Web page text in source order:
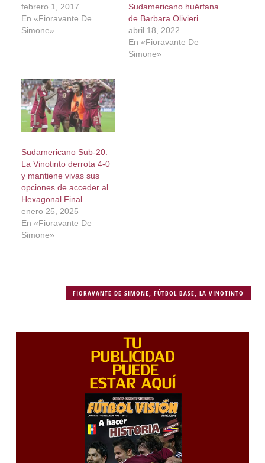
febrero 1, 2017
En «Fioravante De
Simone»
Sudamericano huérfana
de Barbara Olivieri
abril 18, 2022
En «Fioravante De
Simone»
Sudamericano Sub-20:
La Vinotinto derrota 4-0
y mantiene vivas sus
opciones de acceder al
Hexagonal Final
enero 25, 2025
En «Fioravante De
Simone»
FIORAVANTE DE SIMONE,FÚTBOL BASE,LA VINOTINTO